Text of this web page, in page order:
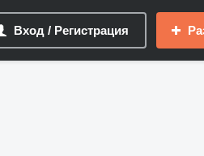
Вход / Регистрация